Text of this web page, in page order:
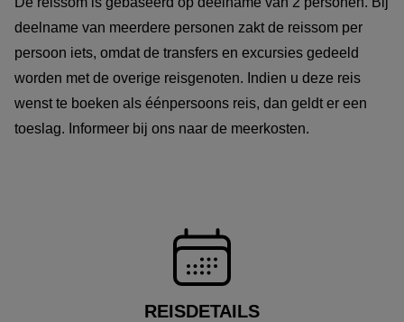
deelname van meerdere personen zakt de reissom per
persoon iets, omdat de transfers en excursies gedeeld
worden met de overige reisgenoten. Indien u deze reis
wenst te boeken als éénpersoons reis, dan geldt er een
toeslag. Informeer bij ons naar de meerkosten.
REISDETAILS